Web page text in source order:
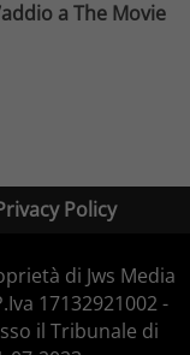
a The Movie
Policy
di Jws Media
17132921002 -
il Tribunale di